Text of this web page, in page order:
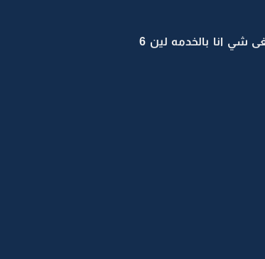
زيادهو رايح جه الباب :.هههههههههههههههههه بس لا تبكي علينا انا رايح دحين وخلي بالك على اسراء وتبغى شي انا بالخدمه لين 6